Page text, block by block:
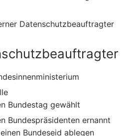
Datenschutzbeauftragter
Bundestag gewählt
Bundespräsidenten ernannt
Bundeseid ablegen